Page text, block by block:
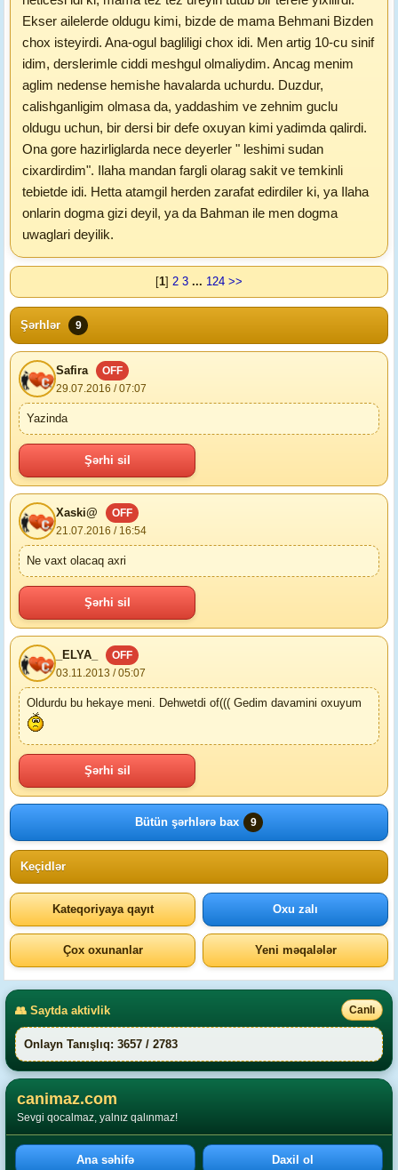
Ekser ailelerde oldugu kimi, bizde de mama Behmani Bizden
chox isteyirdi. Ana-ogul bagliligi chox idi. Men artig 10-cu sinif
idim, derslerimle ciddi meshgul olmaliydim. Ancag menim
aglim nedense hemishe havalarda uchurdu. Duzdur,
calishganligim olmasa da, yaddashim ve zehnim guclu
oldugu uchun, bir dersi bir defe oxuyan kimi yadimda qalirdi.
Ona gore hazirliglarda nece deyerler " leshimi sudan
cixardirdim". Ilaha mandan fargli olarag sakit ve temkinli
tebietde idi. Hetta atamgil herden zarafat edirdiler ki, ya Ilaha
onlarin dogma gizi deyil, ya da Bahman ile men dogma
uwaglari deyilik.
[1] 2 3 ... 124 >>
Şərhlər 9
Safira
OFF
29.07.2016 / 07:07
Yazinda
Şərhi sil
Xaski@
OFF
21.07.2016 / 16:54
Ne vaxt olacaq axri
Şərhi sil
_ELYA_
OFF
03.11.2013 / 05:07
Oldurdu bu hekaye meni. Dehwetdi of((( Gedim davamini oxuyum
Şərhi sil
Bütün şərhlərə bax 9
Keçidlər
Kateqoriyaya qayıt Oxu zalı
Çox oxunanlar Yeni məqalələr
👥 Saytda aktivlik Canlı
Onlayn Tanışlıq: 3657 / 2783
canimaz.com
Sevgi qocalmaz, yalnız qalınmaz!
Ana səhifə Daxil ol